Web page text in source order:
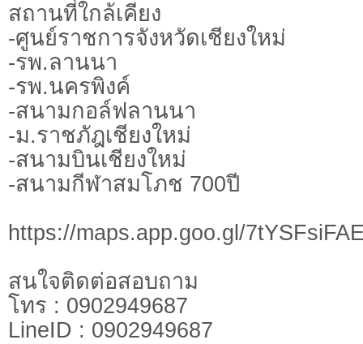
สถานที่ใกล้เคียง
-ศูนย์ราชการจังหวัดเชียงใหม่
-รพ.ลานนา
-รพ.นครพิงค์
-สนามกอล์ฟลานนา
-ม.ราชภัฎเชียงใหม่
-สนามบินเชียงใหม่
-สนามกีฬาสมโภช 700ปี
https://maps.app.goo.gl/
สนใจติดต่อสอบถาม
โทร : 0902949687
LineID : 0902949687